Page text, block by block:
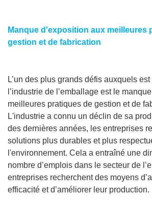
Manque d'exposition aux meilleures
gestion et de fabrication
L’un des plus grands défis auxquels
l’industrie de l’emballage est le
meilleures pratiques de gestion et de
L'industrie a connu un déclin de sa
des dernières années, les entreprises
solutions plus durables et plus
l'environnement. Cela a entraîné une
nombre d’emplois dans le secteur de
entreprises recherchent des moyens
efficacité et d’améliorer leur production.